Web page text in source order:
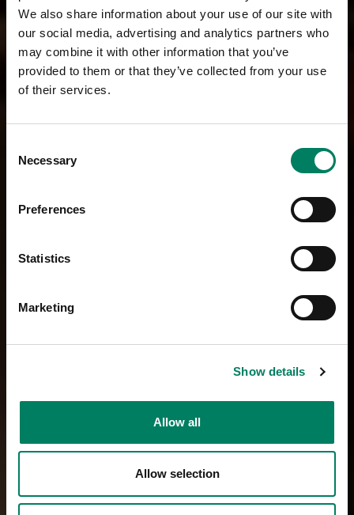
We also share information about your use of our site with
our social media, advertising and analytics partners who
may combine it with other information that you’ve
provided to them or that they’ve collected from your use
of their services.
Selection
Necessary
Preferences
Statistics
Marketing
Show details
Allow all
Allow selection